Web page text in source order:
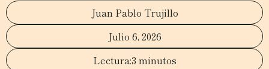
Juan Pablo Trujillo
Julio 6, 2026
3 minutos